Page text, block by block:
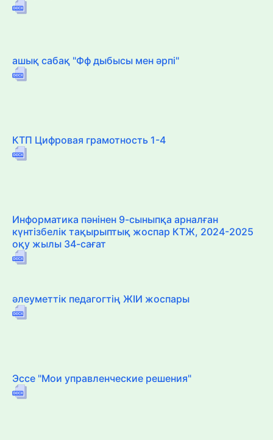
ашық сабақ "Фф дыбысы мен әрпі"
КТП Цифровая грамотность 1-4
Информатика пәнінен 9-сыныпқа арналған
күнтізбелік тақырыптық жоспар КТЖ, 2024-2025
оқу жылы 34-сағат
әлеуметтік педагогтің ЖІИ жоспары
Эссе "Мои управленческие решения"